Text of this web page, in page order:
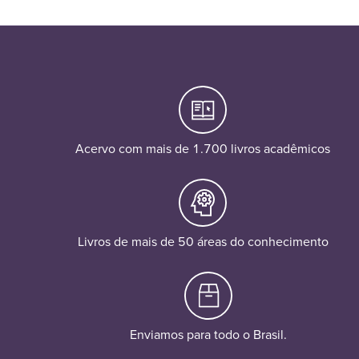
Acervo com mais de 1.700 livros acadêmicos
Livros de mais de 50 áreas do conhecimento
Enviamos para todo o Brasil.